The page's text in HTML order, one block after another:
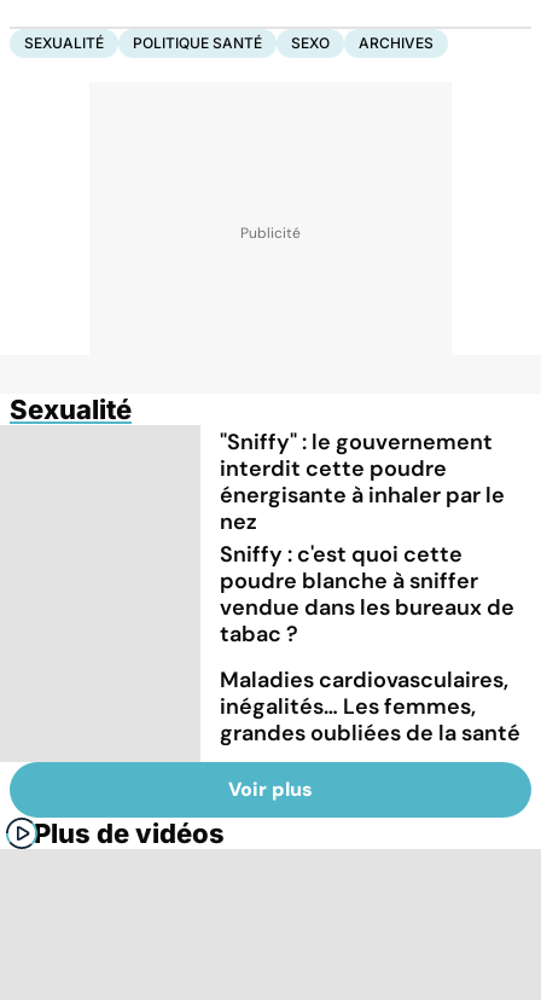
SEXUALITÉ POLITIQUE SANTÉ SEXO ARCHIVES
Sexualité
"Sniffy" : le gouvernement
interdit cette poudre
énergisante à inhaler par le
nez
Sniffy : c'est quoi cette
poudre blanche à sniffer
vendue dans les bureaux de
tabac ?
Maladies cardiovasculaires,
inégalités… Les femmes,
grandes oubliées de la santé
Voir plus
Plus de vidéos